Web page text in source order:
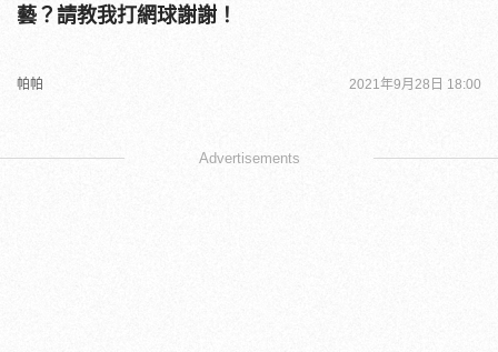
藝？請教我打網球謝謝！
帕帕 2021年9月28日 18:00
Advertisements